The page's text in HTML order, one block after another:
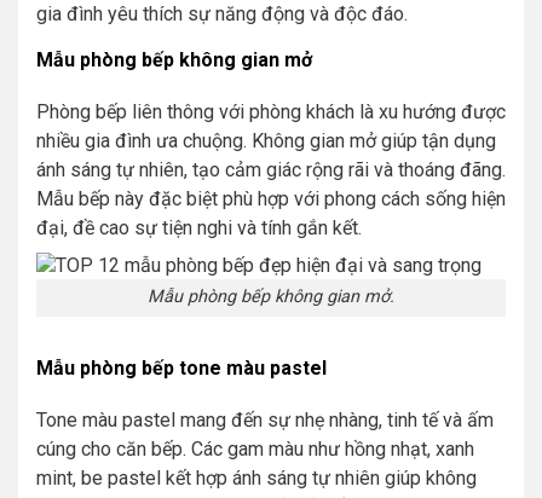
gia đình yêu thích sự năng động và độc đáo.
Mẫu phòng bếp không gian mở
Phòng bếp liên thông với phòng khách là xu hướng được
nhiều gia đình ưa chuộng. Không gian mở giúp tận dụng
ánh sáng tự nhiên, tạo cảm giác rộng rãi và thoáng đãng.
Mẫu bếp này đặc biệt phù hợp với phong cách sống hiện
đại, đề cao sự tiện nghi và tính gắn kết.
Mẫu phòng bếp không gian mở.
Mẫu phòng bếp tone màu pastel
Tone màu pastel mang đến sự nhẹ nhàng, tinh tế và ấm
cúng cho căn bếp. Các gam màu như hồng nhạt, xanh
mint, be pastel kết hợp ánh sáng tự nhiên giúp không